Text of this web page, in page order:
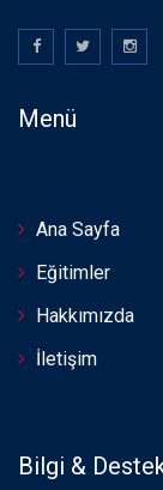
Menü
Ana Sayfa
Eğitimler
Hakkımızda
İletişim
Bilgi &